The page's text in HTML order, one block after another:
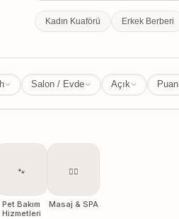
Kadın Kuaförü Erkek Berberi
Salon / Evde Açık Puan
🐾
Pet Bakım
Hizmetleri
💆‍♀️
Masaj & SPA